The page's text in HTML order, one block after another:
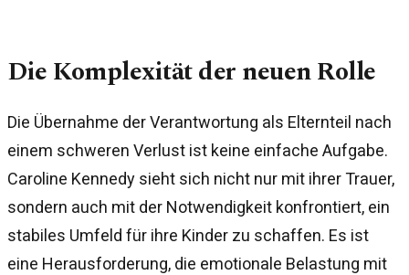
Die Komplexität der neuen Rolle
Die Übernahme der Verantwortung als Elternteil nach
einem schweren Verlust ist keine einfache Aufgabe.
Caroline Kennedy sieht sich nicht nur mit ihrer Trauer,
sondern auch mit der Notwendigkeit konfrontiert, ein
stabiles Umfeld für ihre Kinder zu schaffen. Es ist
eine Herausforderung, die emotionale Belastung mit